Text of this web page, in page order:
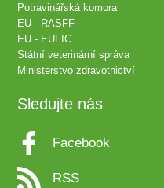
Potravinářská komora
EU - RASFF
EU - EUFIC
Státní veterinární správa
Ministerstvo zdravotnictví
Sledujte nás
Facebook
RSS